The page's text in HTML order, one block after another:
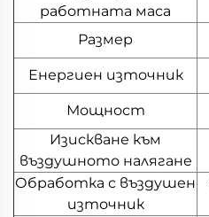
работната маса
Размер
Енергиен източник
Мощност
Изискване към
въздушното налягане
Обработка с въздушен
източник